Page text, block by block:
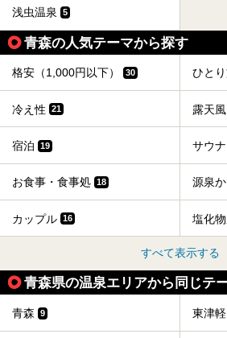
浅虫温泉 5
青森の人気テーマから探す
格安（1,000円以下） 30 ひと
冷え性 21 露天
宿泊 19 サウナ
お食事・食事処 18 源泉
カップル 16 塩化
すべて表示する
青森県の温泉エリアから同じテ
青森 9 東津軽